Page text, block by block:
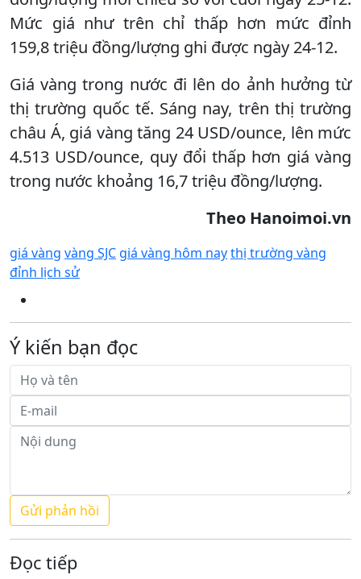
Mức giá như trên chỉ thấp hơn mức đỉnh
159,8 triệu đồng/lượng ghi được ngày 24-12.
Giá vàng trong nước đi lên do ảnh hưởng từ
thị trường quốc tế. Sáng nay, trên thị trường
châu Á, giá vàng tăng 24 USD/ounce, lên mức
4.513 USD/ounce, quy đổi thấp hơn giá vàng
trong nước khoảng 16,7 triệu đồng/lượng.
Theo Hanoimoi.vn
giá vàng vàng SJC giá vàng hôm naythị trường vàng
đỉnh lịch sử
Ý kiến bạn đọc
Đọc tiếp